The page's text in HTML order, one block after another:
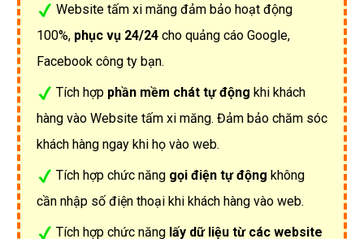
Website tấm xi măng đảm bảo hoạt động
100%, phục vụ 24/24 cho quảng cáo Google,
Facebook công ty bạn.
Tích hợp phần mềm chát tự động khi khách
hàng vào Website tấm xi măng. Đảm bảo chăm sóc
khách hàng ngay khi họ vào web.
Tích hợp chức năng gọi điện tự động không
cần nhập số điện thoại khi khách hàng vào web.
Tích hợp chức năng lấy dữ liệu từ các website